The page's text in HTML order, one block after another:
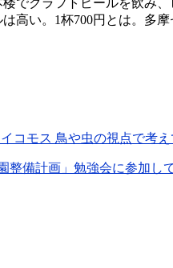
高い。1杯700円とは。多摩
モス 鳥や虫の視点で考え
備計画」勉強会に参加して